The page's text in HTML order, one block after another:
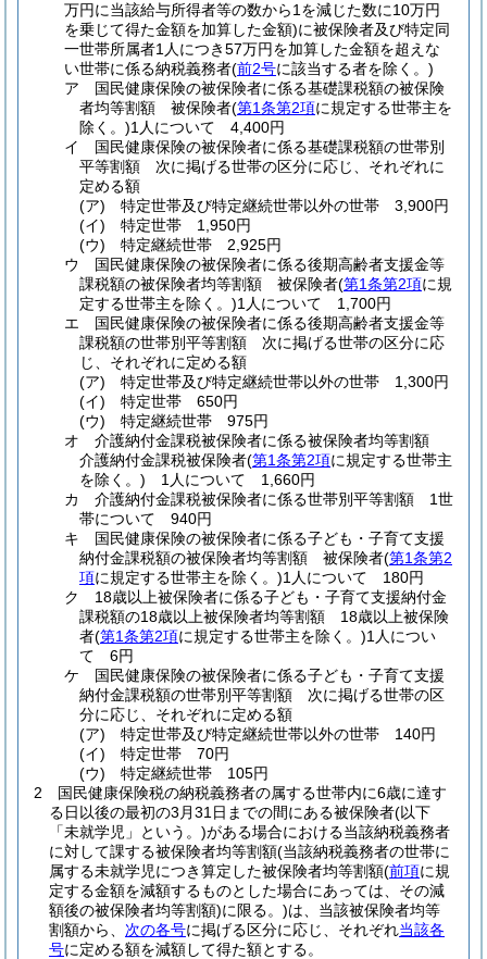
万円に当該給与所得者等の数から1を減じた数に10万円
を乗じて得た金額を加算した金額)に被保険者及び特定同
一世帯所属者1人につき57万円を加算した金額を超えな
い世帯に係る納税義務者(前2号に該当する者を除く。)
ア
国民健康保険の被保険者に係る基礎課税額の被保険
者均等割額 被保険者(第1条第2項に規定する世帯主を
除く。)1人について 4,400円
イ
国民健康保険の被保険者に係る基礎課税額の世帯別
平等割額 次に掲げる世帯の区分に応じ、それぞれに
定める額
(ア)
特定世帯及び特定継続世帯以外の世帯 3,900円
(イ)
特定世帯 1,950円
(ウ)
特定継続世帯 2,925円
ウ
国民健康保険の被保険者に係る後期高齢者支援金等
課税額の被保険者均等割額 被保険者(第1条第2項に規
定する世帯主を除く。)1人について 1,700円
エ
国民健康保険の被保険者に係る後期高齢者支援金等
課税額の世帯別平等割額 次に掲げる世帯の区分に応
じ、それぞれに定める額
(ア)
特定世帯及び特定継続世帯以外の世帯 1,300円
(イ)
特定世帯 650円
(ウ)
特定継続世帯 975円
オ
介護納付金課税被保険者に係る被保険者均等割額
介護納付金課税被保険者(第1条第2項に規定する世帯主
を除く。) 1人について 1,660円
カ
介護納付金課税被保険者に係る世帯別平等割額 1世
帯について 940円
キ
国民健康保険の被保険者に係る子ども・子育て支援
納付金課税額の被保険者均等割額 被保険者(第1条第2
項に規定する世帯主を除く。)1人について 180円
ク
18歳以上被保険者に係る子ども・子育て支援納付金
課税額の18歳以上被保険者均等割額 18歳以上被保険
者(第1条第2項に規定する世帯主を除く。)1人につい
て 6円
ケ
国民健康保険の被保険者に係る子ども・子育て支援
納付金課税額の世帯別平等割額 次に掲げる世帯の区
分に応じ、それぞれに定める額
(ア)
特定世帯及び特定継続世帯以外の世帯 140円
(イ)
特定世帯 70円
(ウ)
特定継続世帯 105円
2
国民健康保険税の納税義務者の属する世帯内に6歳に達す
る日以後の最初の3月31日までの間にある被保険者(以下
「未就学児」という。)がある場合における当該納税義務者
に対して課する被保険者均等割額(当該納税義務者の世帯に
属する未就学児につき算定した被保険者均等割額(前項に規
定する金額を減額するものとした場合にあっては、その減
額後の被保険者均等割額)に限る。)は、当該被保険者均等
割額から、 次の各号に掲げる区分に応じ、それぞれ当該各
号に定める額を減額して得た額とする。